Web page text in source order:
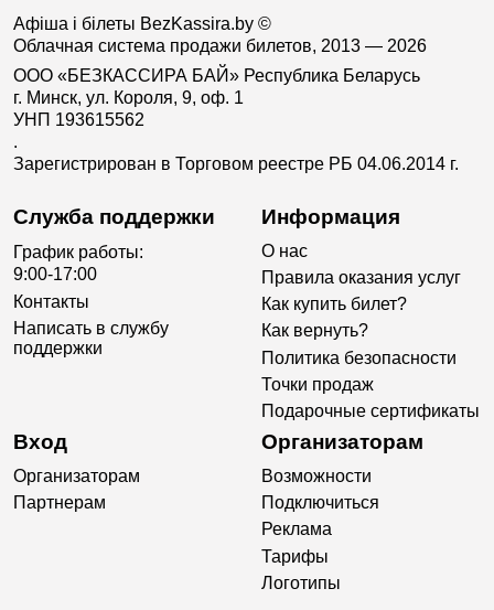
Афіша і білеты BezKassira.by ©
Облачная система продажи билетов, 2013 — 2026
ООО «БЕЗКАССИРА БАЙ» Республика Беларусь
г. Минск, ул. Короля, 9, оф. 1
УНП 193615562
.
Зарегистрирован в Торговом реестре РБ 04.06.2014 г.
Служба поддержки
График работы:
9:00-17:00
Контакты
Написать в службу
поддержки
Информация
О нас
Правила оказания услуг
Как купить билет?
Как вернуть?
Политика безопасности
Точки продаж
Подарочные сертификаты
Вход
Организаторам
Партнерам
Организаторам
Возможности
Подключиться
Реклама
Тарифы
Логотипы